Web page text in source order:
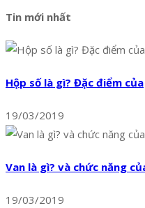
Tin mới nhất
Hộp số là gì? Đặc điểm của
19/03/2019
Van là gì? và chức năng
19/03/2019